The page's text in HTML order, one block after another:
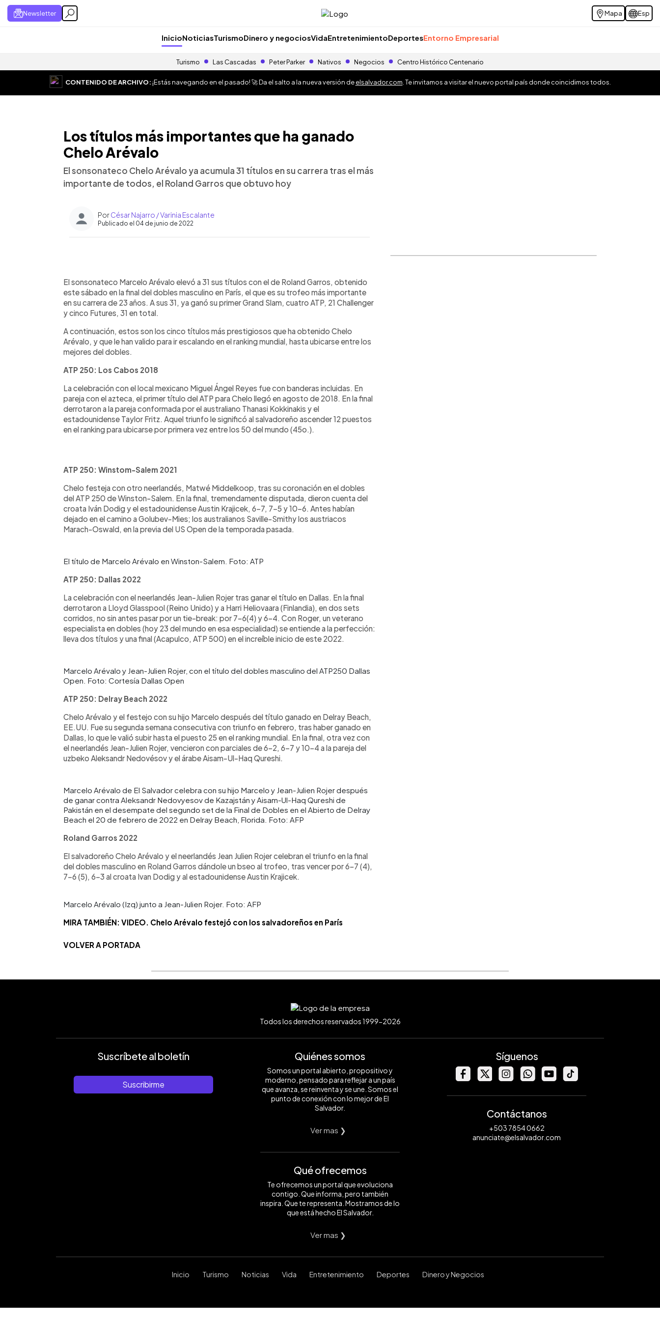
Newsletter Mapa Esp
InicioNoticiasTurismoDinero y negociosVidaEntretenimientoDeportesEntorno Empresarial
Turismo Las Cascadas Peter Parker Nativos Negocios Centro Histórico Centenario
CONTENIDO DE ARCHIVO:¡Estás navegando en el pasado! 🚀 Da el salto a la nueva versión deelsalvador.com . Te invitamos a visitar el nuevo portal país donde coincidimos todos.
Los títulos más importantes que ha ganado
Chelo Arévalo
El sonsonateco Chelo Arévalo ya acumula 31 títulos en su carrera tras el más
importante de todos, el Roland Garros que obtuvo hoy
PorCésar Najarro / Varinia Escalante
Publicado el 04 de junio de 2022
► Escuchar artículo
El sonsonateco Marcelo Arévalo elevó a 31 sus títulos con el de Roland Garros, obtenido
este sábado en la final del dobles masculino en París, el que es su trofeo más importante
en su carrera de 23 años. A sus 31, ya ganó su primer Grand Slam, cuatro ATP, 21 Challenger
y cinco Futures, 31 en total.
A continuación, estos son los cinco títulos más prestigiosos que ha obtenido Chelo
Arévalo, y que le han valido para ir escalando en el ranking mundial, hasta ubicarse entre los
mejores del dobles.
ATP 250: Los Cabos 2018
La celebración con el local mexicano Miguel Ángel Reyes fue con banderas incluidas. En
pareja con el azteca, el primer título del ATP para Chelo llegó en agosto de 2018. En la final
derrotaron a la pareja conformada por el australiano Thanasi Kokkinakis y el
estadounidense Taylor Fritz. Aquel triunfo le significó al salvadoreño ascender 12 puestos
en el ranking para ubicarse por primera vez entre los 50 del mundo (45o.).
ATP 250: Winstom-Salem 2021
Chelo festeja con otro neerlandés, Matwé Middelkoop, tras su coronación en el dobles
del ATP 250 de Winston-Salem. En la final, tremendamente disputada, dieron cuenta del
croata Iván Dodig y el estadounidense Austin Krajicek, 6-7, 7-5 y 10-6. Antes habían
dejado en el camino a Golubev-Mies; los australianos Saville-Smithy los austriacos
Marach-Oswald, en la previa del US Open de la temporada pasada.
El título de Marcelo Arévalo en Winston-Salem. Foto: ATP
ATP 250: Dallas 2022
La celebración con el neerlandés Jean-Julien Rojer tras ganar el título en Dallas. En la final
derrotaron a Lloyd Glasspool (Reino Unido) y a Harri Heliovaara (Finlandia), en dos sets
corridos, no sin antes pasar por un tie-break: por 7-6(4) y 6-4. Con Roger, un veterano
especialista en dobles (hoy 23 del mundo en esa especialidad) se entiende a la perfección:
lleva dos títulos y una final (Acapulco, ATP 500) en el increíble inicio de este 2022.
Marcelo Arévalo y Jean-Julien Rojer, con el título del dobles masculino del ATP250 Dallas
Open. Foto: Cortesía Dallas Open
ATP 250: Delray Beach 2022
Chelo Arévalo y el festejo con su hijo Marcelo después del título ganado en Delray Beach,
EE.UU. Fue su segunda semana consecutiva con triunfo en febrero, tras haber ganado en
Dallas, lo que le valió subir hasta el puesto 25 en el ranking mundial. En la final, otra vez con
el neerlandés Jean-Julien Rojer, vencieron con parciales de 6-2, 6-7 y 10-4 a la pareja del
uzbeko Aleksandr Nedovésov y el árabe Aisam-Ul-Haq Qureshi.
Marcelo Arévalo de El Salvador celebra con su hijo Marcelo y Jean-Julien Rojer después
de ganar contra Aleksandr Nedovyesov de Kazajstán y Aisam-Ul-Haq Qureshi de
Pakistán en el desempate del segundo set de la Final de Dobles en el Abierto de Delray
Beach el 20 de febrero de 2022 en Delray Beach, Florida. Foto: AFP
Roland Garros 2022
El salvadoreño Chelo Arévalo y el neerlandés Jean Julien Rojer celebran el triunfo en la final
del dobles masculino en Roland Garros dándole un bseo al trofeo, tras vencer por 6-7 (4),
7-6 (5), 6-3 al croata Ivan Dodig y al estadounidense Austin Krajicek.
Marcelo Arévalo (Izq) junto a Jean-Julien Rojer. Foto: AFP
MIRA TAMBIÉN: VIDEO. Chelo Arévalo festejó con los salvadoreños en París
VOLVER A PORTADA
Todos los derechos reservados 1999-2026
Suscríbete al boletín
Suscribirme
Quiénes somos
Somos un portal abierto, propositivo y
moderno, pensado para reflejar a un país
que avanza, se reinventa y se une. Somos el
punto de conexión con lo mejor de El
Salvador.
Ver mas ❯
Qué ofrecemos
Te ofrecemos un portal que evoluciona
contigo. Que informa, pero también
inspira. Que te representa. Mostramos de lo
que está hecho El Salvador.
Ver mas ❯
Síguenos
Contáctanos
+503 7854 0662
anunciate@elsalvador.com
Inicio Turismo Noticias Vida Entretenimiento Deportes Dinero y Negocios